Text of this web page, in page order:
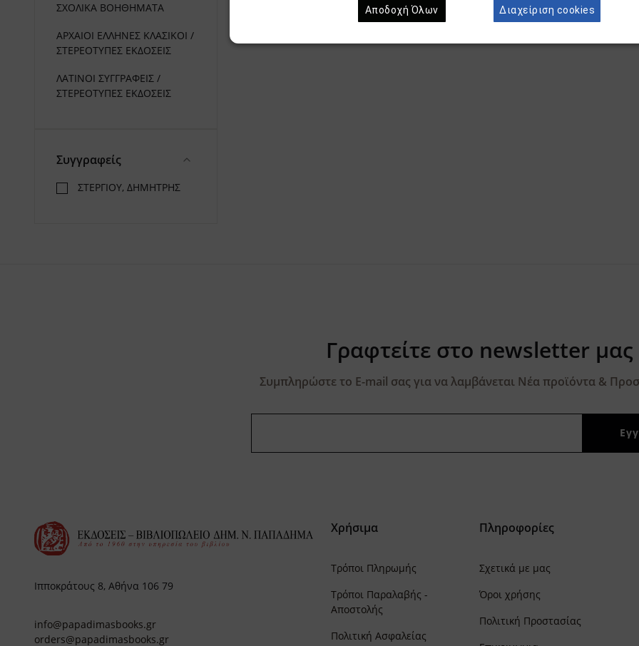
ΣΧΟΛΙΚΑ ΒΟΗΘΗΜΑΤΑ
ΑΡΧΑΙΟΙ ΕΛΛΗΝΕΣ ΚΛΑΣΙΚΟΙ /
ΣΤΕΡΕΟΤΥΠΕΣ ΕΚΔΟΣΕΙΣ
ΛΑΤΙΝΟΙ ΣΥΓΓΡΑΦΕΙΣ /
ΣΤΕΡΕΟΤΥΠΕΣ ΕΚΔΟΣΕΙΣ
Συγγραφείς
ΣΤΕΡΓΙΟΥ, ΔΗΜΗΤΡΗΣ
Γραφτείτε στο newsletter μας
Συμπληρώστε το E-mail σας για να λαμβάνεται Νέα προϊόντα &
Ιπποκράτους 8, Αθήνα 106 79
info@papadimasbooks.gr
orders@papadimasbooks.gr
Χρήσιμα
Τρόποι Πληρωμής
Τρόποι Παραλαβής -
Αποστολής
Πολιτική Ασφαλείας
Πληροφορίες
Σχετικά με μας
Όροι χρήσης
Πολιτική Προστασίας
Αποδοχή Όλων Διαχείριση cookies